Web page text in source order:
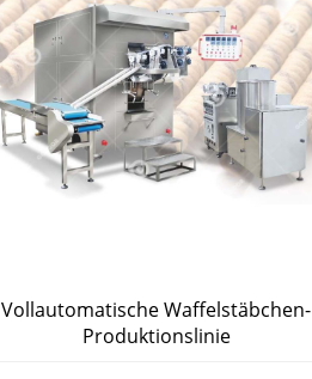
Vollautomatische Waffelstäbchen-
Produktionslinie